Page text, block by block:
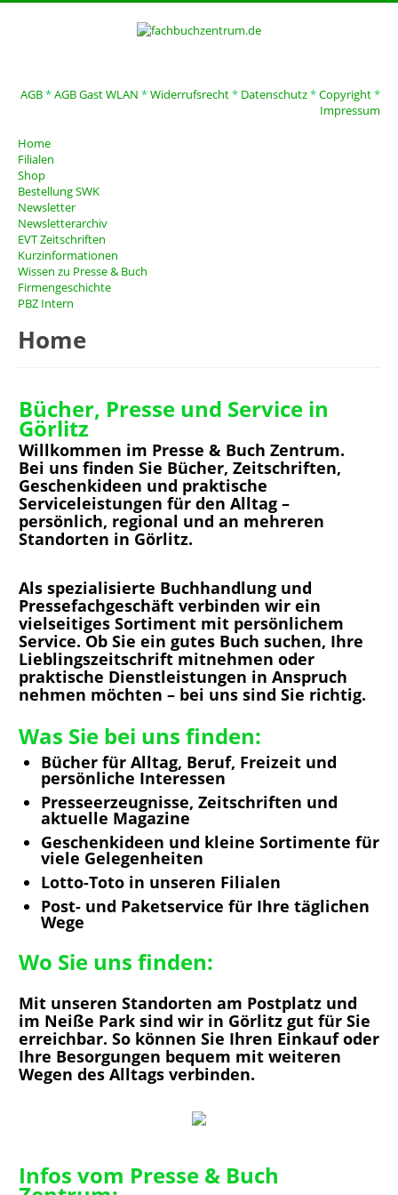
AGB*AGB Gast WLAN *Widerrufsrecht* Datenschutz*Copyright*
Impressum
Home
Filialen
Shop
Bestellung SWK
Newsletter
Newsletterarchiv
EVT Zeitschriften
Kurzinformationen
Wissen zu Presse & Buch
Firmengeschichte
PBZ Intern
Home
Bücher, Presse und Service in
Görlitz
Willkommen im Presse & Buch Zentrum.
Bei uns finden Sie Bücher, Zeitschriften,
Geschenkideen und praktische
Serviceleistungen für den Alltag –
persönlich, regional und an mehreren
Standorten in Görlitz.
Als spezialisierte Buchhandlung und
Pressefachgeschäft verbinden wir ein
vielseitiges Sortiment mit persönlichem
Service. Ob Sie ein gutes Buch suchen, Ihre
Lieblingszeitschrift mitnehmen oder
praktische Dienstleistungen in Anspruch
nehmen möchten – bei uns sind Sie richtig.
Was Sie bei uns finden:
Bücher für Alltag, Beruf, Freizeit und
persönliche Interessen
Presseerzeugnisse, Zeitschriften und
aktuelle Magazine
Geschenkideen und kleine Sortimente für
viele Gelegenheiten
Lotto-Toto in unseren Filialen
Post- und Paketservice für Ihre täglichen
Wege
Wo Sie uns finden:
Mit unseren Standorten am Postplatz und
im Neiße Park sind wir in Görlitz gut für Sie
erreichbar. So können Sie Ihren Einkauf oder
Ihre Besorgungen bequem mit weiteren
Wegen des Alltags verbinden.
Infos vom Presse & Buch